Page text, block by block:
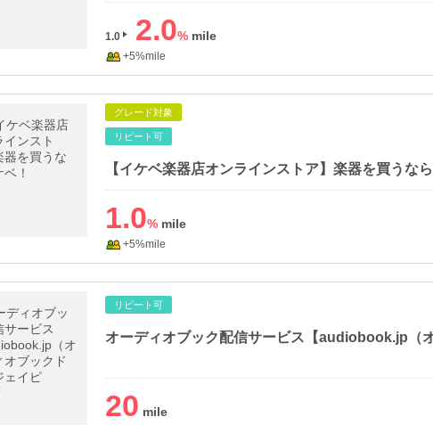
1.0 2.0%
+5%mile
グレード対象
リピート可
1.0%
+5%mile
リピート可
20